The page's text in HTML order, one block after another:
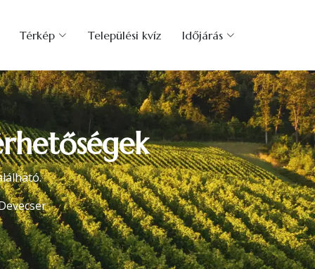
Térkép Települési kvíz Időjárás